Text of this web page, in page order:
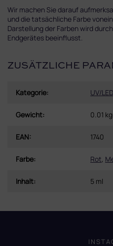
Wir machen Sie darauf
und die tatsächliche Farbe
Darstellung der Farben wird
Endgerätes beeinflusst.
ZUSÄTZLICHE
Kategorie: UV/
Gewicht: 0.01 kg
EAN: 1740
Farbe: Rot,
Inhalt: 5 ml